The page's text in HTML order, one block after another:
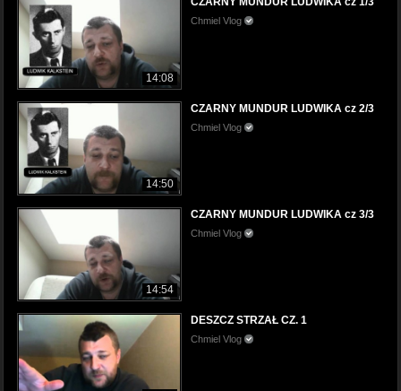
14:08
Chmiel Vlog
14:50
CZARNY MUNDUR LUDWIKA cz 2/3
Chmiel Vlog
14:54
CZARNY MUNDUR LUDWIKA cz 3/3
Chmiel Vlog
DESZCZ STRZAŁ CZ. 1
Chmiel Vlog